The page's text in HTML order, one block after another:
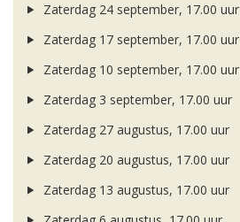
Zaterdag 24 september, 17.00 uur
Zaterdag 17 september, 17.00 uur
Zaterdag 10 september, 17.00 uur
Zaterdag 3 september, 17.00 uur
Zaterdag 27 augustus, 17.00 uur
Zaterdag 20 augustus, 17.00 uur
Zaterdag 13 augustus, 17.00 uur